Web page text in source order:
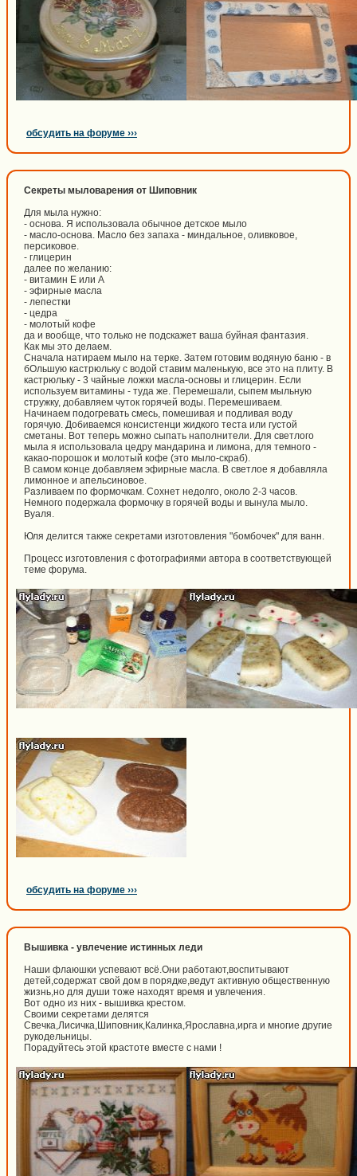
обсудить на форуме ›››
Секреты мыловарения от Шиповник
Для мыла нужно:
- основа. Я использовала обычное детское мыло
- масло-основа. Масло без запаха - миндальное, оливковое,
персиковое.
- глицерин
далее по желанию:
- витамин Е или А
- эфирные масла
- лепестки
- цедра
- молотый кофе
да и вообще, что только не подскажет ваша буйная фантазия.
Как мы это делаем.
Сначала натираем мыло на терке. Затем готовим водяную баню - в
бОльшую кастрюльку с водой ставим маленькую, все это на плиту. В
кастрюльку - 3 чайные ложки масла-основы и глицерин. Если
используем витамины - туда же. Перемешали, сыпем мыльную
стружку, добавляем чуток горячей воды. Перемешиваем.
Начинаем подогревать смесь, помешивая и подливая воду
горячую. Добиваемся консистенци жидкого теста или густой
сметаны. Вот теперь можно сыпать наполнители. Для светлого
мыла я использовала цедру мандарина и лимона, для темного -
какао-порошок и молотый кофе (это мыло-скраб).
В самом конце добавляем эфирные масла. В светлое я добавляла
лимонное и апельсиновое.
Разливаем по формочкам. Сохнет недолго, около 2-3 часов.
Немного подержала формочку в горячей воды и вынула мыло.
Вуаля.
Юля делится также секретами изготовления "бомбочек" для ванн.
Процесс изготовления с фотографиями автора в соответствующей
теме форума.
обсудить на форуме ›››
Вышивка - увлечение истинных леди
Наши флаюшки успевают всё.Они работают,воспитывают
детей,содержат свой дом в порядке,ведут активную общественную
жизнь,но для души тоже находят время и увлечения.
Вот одно из них - вышивка крестом.
Своими секретами делятся
Свечка,Лисичка,Шиповник,Калинка,Ярославна,ирга и многие другие
рукодельницы.
Порадуйтесь этой крастоте вместе с нами !